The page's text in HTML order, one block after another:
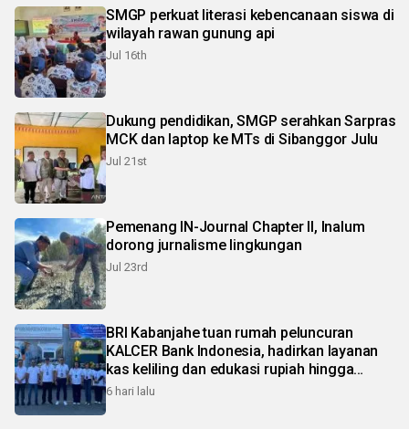
SMGP perkuat literasi kebencanaan siswa di
wilayah rawan gunung api
Jul 16th
Dukung pendidikan, SMGP serahkan Sarpras
MCK dan laptop ke MTs di Sibanggor Julu
Jul 21st
Pemenang IN-Journal Chapter II, Inalum
dorong jurnalisme lingkungan
Jul 23rd
BRI Kabanjahe tuan rumah peluncuran
KALCER Bank Indonesia, hadirkan layanan
kas keliling dan edukasi rupiah hingga
pelosok Karo
6 hari lalu